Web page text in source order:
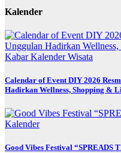
Kalender
KabarKalenderWisata
Calendar of Event DIY 2026
Hadirkan Wellness, Shopping &
Kalender
Good Vibes Festival “SPREADS